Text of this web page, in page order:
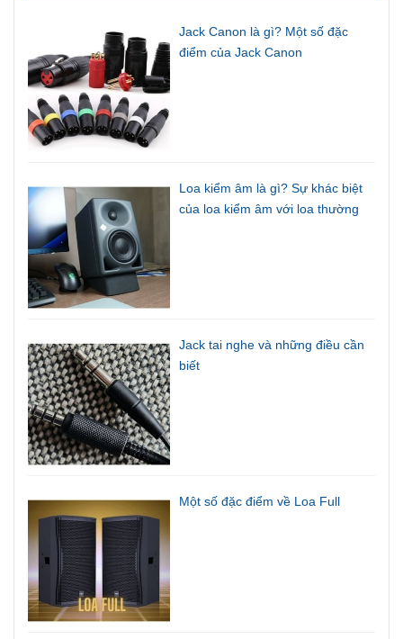
Jack Canon là gì? Một số đặc
điểm của Jack Canon
Loa kiểm âm là gì? Sự khác biệt
của loa kiểm âm với loa thường
Jack tai nghe và những điều cần
biết
Một số đặc điểm về Loa Full